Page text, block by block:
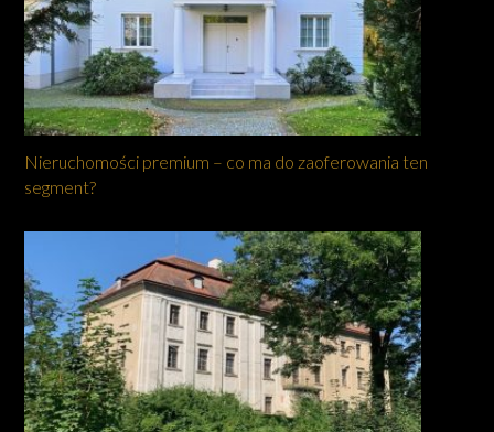
Nieruchomości premium – co ma do zaoferowania ten
segment?